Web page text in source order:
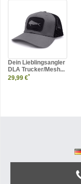
Dein Lieblingsangler
DLA Trucker/Mesh...
29,99 €*